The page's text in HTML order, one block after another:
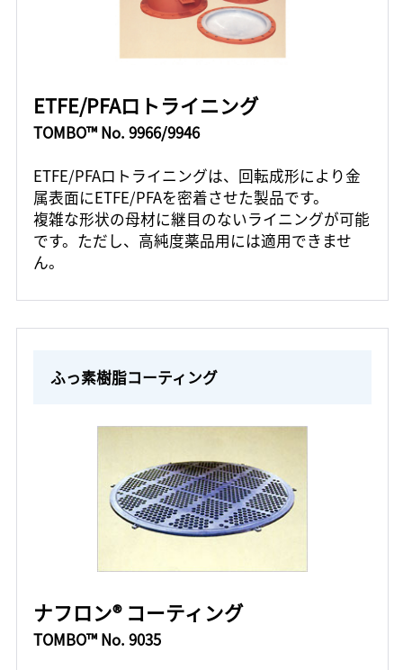
ETFE/PFAロトライニング
TOMBO™ No. 9966/9946
ETFE/PFAロトライニングは、回転成形により金
属表面にETFE/PFAを密着させた製品です。
複雑な形状の母材に継目のないライニングが可能
です。ただし、高純度薬品用には適用できませ
ん。
ふっ素樹脂コーティング
ナフロン® コーティング
TOMBO™ No. 9035